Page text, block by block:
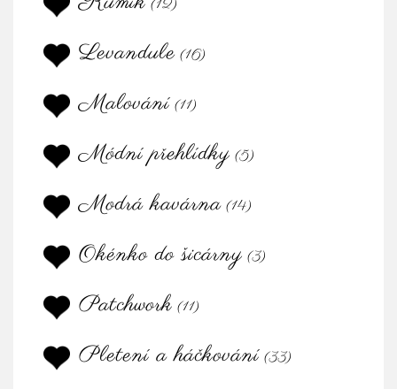
(12)
Levandule (16)
Malování (11)
Módní přehlídky (5)
Modrá kavárna (14)
Okénko do šicárny (3)
Patchwork (11)
Pletení a háčkování (33)